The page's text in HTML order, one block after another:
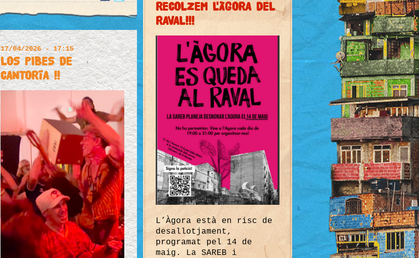
RECOLZEM L'ÀGORA DEL
RAVAL!!!
L’Àgora està en risc de
desallotjament,
programat pel 14 de
maig. La SAREB i
17/04/2026 - 17:15
LOS PIBES DE
CANTORÍA !!